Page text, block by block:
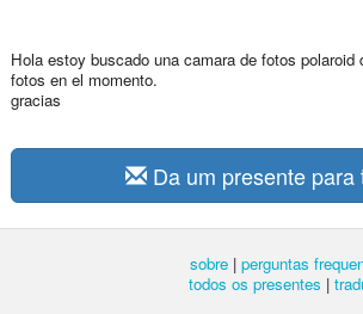
Hola estoy buscado una camara de fotos polaroid
fotos en el momento.
gracias
Da um presente para
sobre | perguntas
todos os presentes |